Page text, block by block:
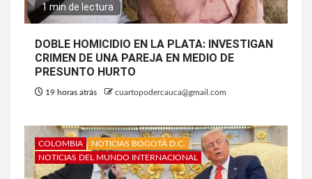
1 min de lectura
DOBLE HOMICIDIO EN LA PLATA: INVESTIGAN
CRIMEN DE UNA PAREJA EN MEDIO DE
PRESUNTO HURTO
19 horas atrás cuartopodercauca@gmail.com
COLOMBIA
NOTICIAS BOGOTÁ D.C.
NOTICIAS DEL MUNDO INTERNACIONAL